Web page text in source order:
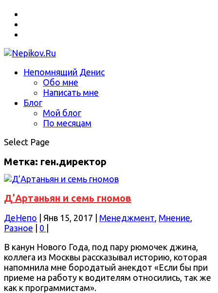
Непомнящий Денис
Обо мне
Написать мне
Блог
Мой блог
По месяцам
Select Page
Метка: ген.директор
Д’Артаньян и семь гномов
ДеНепо Янв 15, 2017 Менеджмент Мнение
Разное
0
В канун Нового Года, под пару рюмочек джина,
коллега из Москвы рассказывал историю, которая
напомнила мне бородатый анекдот «Если бы при
приеме на работу к водителям относились, так же
как к программистам».